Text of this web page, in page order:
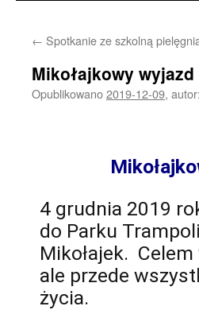
← Spotkanie ze szkolną
Mikołajkowy
Opublikowano2019-12-09, autor:
4 grudnia 2019
do Parku
Mikołajek.
ale przede
życia.